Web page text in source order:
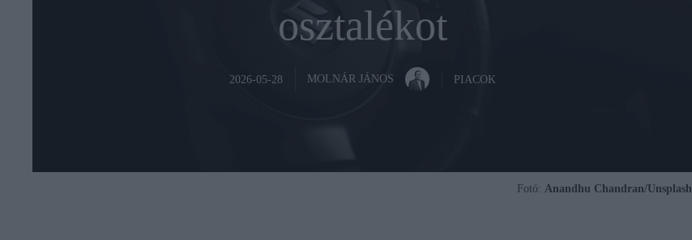
osztalékot
2026-05-28 MOLNÁR JÁNOS PIACOK
Fotó: Anandhu Chandran/Unsplash